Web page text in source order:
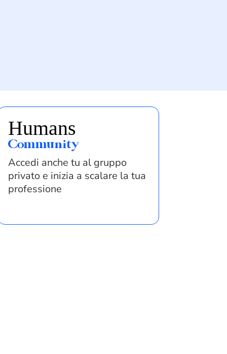
Humans
Community
Accedi anche tu al gruppo
privato e inizia a scalare la tua
professione